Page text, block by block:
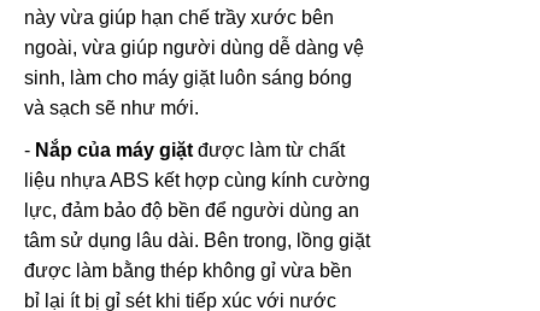
này vừa giúp hạn chế trầy xước bên
ngoài, vừa giúp người dùng dễ dàng vệ
sinh, làm cho máy giặt luôn sáng bóng
và sạch sẽ như mới.
- Nắp của máy giặt được làm từ chất
liệu nhựa ABS kết hợp cùng kính cường
lực, đảm bảo độ bền để người dùng an
tâm sử dụng lâu dài. Bên trong, lồng giặt
được làm bằng thép không gỉ vừa bền
bỉ lại ít bị gỉ sét khi tiếp xúc với nước